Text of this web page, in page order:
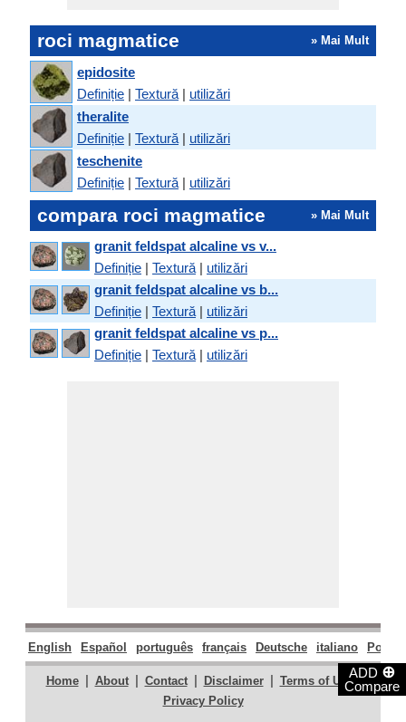
ADD ⊕
Compare
roci magmatice » Mai Mult
epidosite
Definiție | Textură | utilizări
theralite
Definiție | Textură | utilizări
teschenite
Definiție | Textură | utilizări
compara roci magmatice » Mai Mult
granit feldspat alcaline vs v...
Definiție | Textură | utilizări
granit feldspat alcaline vs b...
Definiție | Textură | utilizări
granit feldspat alcaline vs p...
Definiție | Textură | utilizări
English Español português français Deutsche italiano
Home | About | Contact | Disclaimer | Terms of Use |
Privacy Policy